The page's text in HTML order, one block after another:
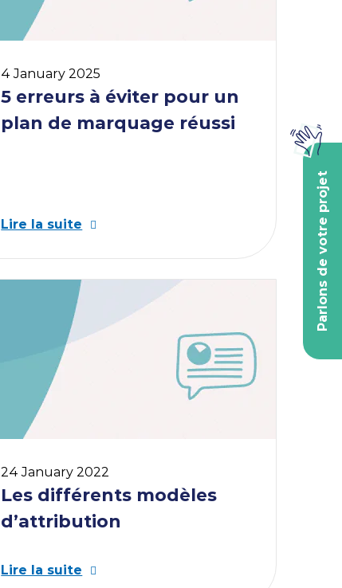
Parlons de votre projet
4 January 2025
5 erreurs à éviter pour un
plan de marquage réussi
Lire la suite
24 January 2022
Les différents modèles
d’attribution
Lire la suite